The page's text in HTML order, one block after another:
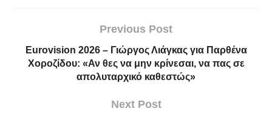
Previous Post
Eurovision 2026 – Γιώργος Λιάγκας για Παρθένα
Χοροζίδου: «Αν θες να μην κρίνεσαι, να πας σε
απολυταρχικό καθεστώς»
Next Post